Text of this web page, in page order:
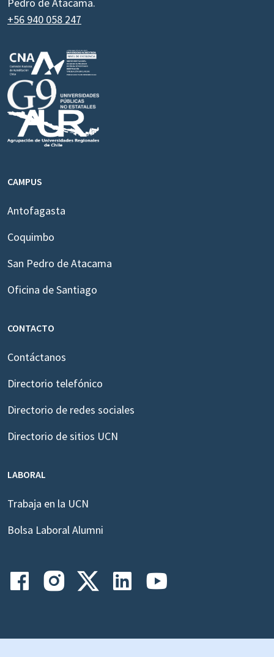
Pedro de Atacama.
+56 940 058 247
CAMPUS
Antofagasta
Coquimbo
San Pedro de Atacama
Oficina de Santiago
CONTACTO
Contáctanos
Directorio telefónico
Directorio de redes sociales
Directorio de sitios UCN
LABORAL
Trabaja en la UCN
Bolsa Laboral Alumni